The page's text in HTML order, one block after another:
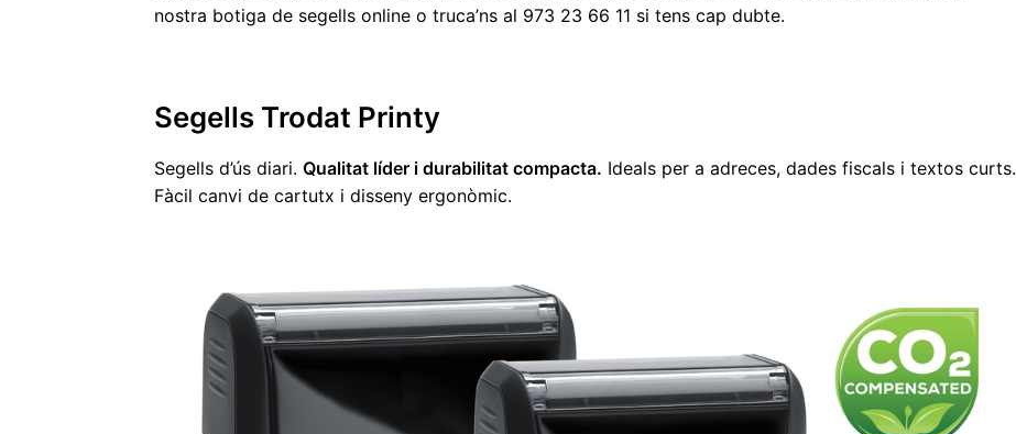
nostra botiga de segells online o truca’ns al 973 23 66 11 si tens cap dubte.
Segells Trodat Printy
Segells d’ús diari.Qualitat líder i durabilitat compacta. Ideals per a adreces, dades fiscals i textos curts.
Fàcil canvi de cartutx i disseny ergonòmic.